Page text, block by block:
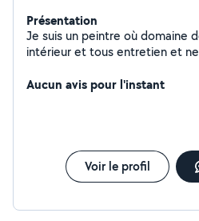
Présentation
Je suis un peintre où domaine
intérieur et tous entretien et
Aucun avis pour l'instant
Voir le profil